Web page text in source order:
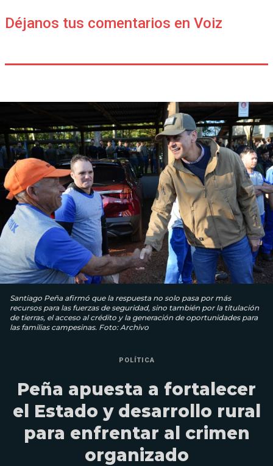
Déjanos tus comentarios en Voiz
Santiago Peña afirmó que la respuesta no solo pasa por más
recursos para las fuerzas de seguridad, sino también por la titulación
de tierras, el acceso al crédito y la generación de oportunidades para
las familias campesinas. Foto: Archivo
POLÍTICA
Peña apuesta a fortalecer
el Estado y desarrollo rural
para enfrentar al crimen
organizado